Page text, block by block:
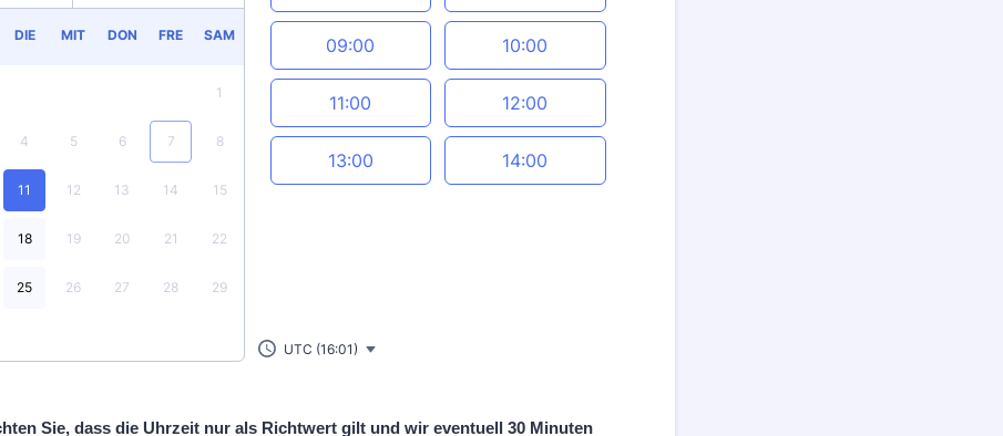
DIE MIT DON FRE SAM
1
4 5 6 7 8
11 12 13 14 15
18 19 20 21 22
25 26 27 28 29
09:00 10:00
11:00 12:00
13:00 14:00
UTC (16:01)
Sie, dass die Uhrzeit nur als Richtwert gilt und wir eventuell 30 Minuten